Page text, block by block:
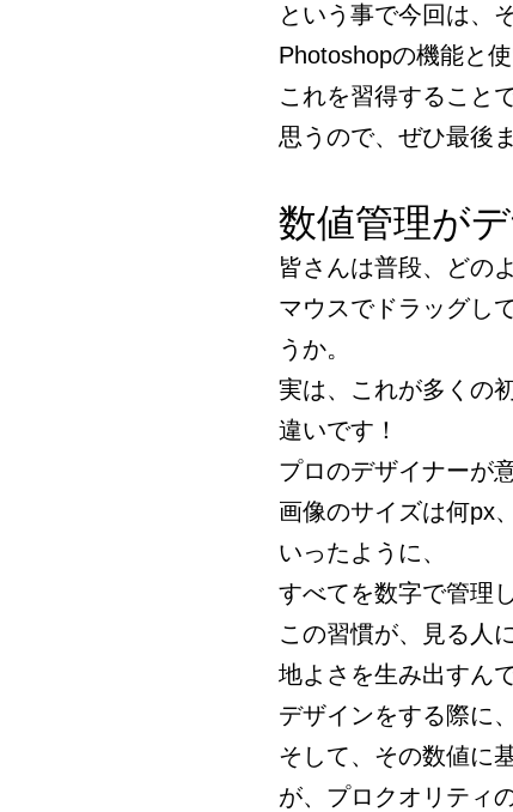
という事で今回は、
Photoshopの機能と
これを習得すること
思うので、ぜひ最後
数値管理が
皆さんは普段、どの
マウスでドラッグし
うか。
実は、これが多くの
違いです！
プロのデザイナーが
画像のサイズは何px
いったように、
すべてを数字で管理
この習慣が、見る人
地よさを生み出すん
デザインをする際に
そして、その数値に
が、プロクオリティ